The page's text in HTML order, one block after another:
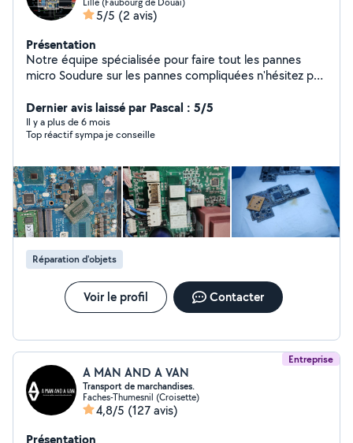
5/5 (2 avis)
Présentation
Notre équipe spécialisée pour faire tout les pannes
micro Soudure sur les pannes compliquées n'hésitez pas
Dernier avis laissé par Pascal : 5/5
Il y a plus de 6 mois
Top réactif sympa je conseille
Réparation d'objets
Voir le profil Contacter
Entreprise
A MAN AND A VAN
Transport de marchandises.
Faches-Thumesnil (Croisette)
4,8/5 (127 avis)
Présentation